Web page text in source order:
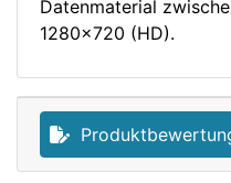
Datenmaterial
1280x720 (HD).